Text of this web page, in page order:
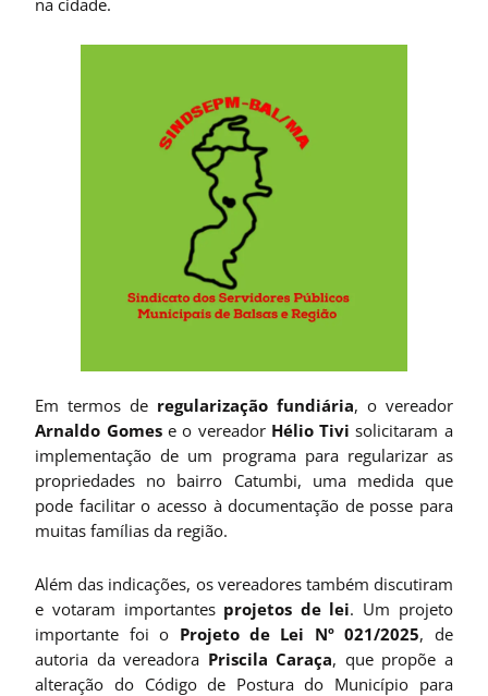
Em termos de regularização fundiária, o vereador
Arnaldo Gomese o vereador Hélio Tivi solicitaram a
implementação de um programa para regularizar as
propriedades no bairro Catumbi, uma medida que
pode facilitar o acesso à documentação de posse para
muitas famílias da região.
Além das indicações, os vereadores também discutiram
e votaram importantes projetos de lei. Um projeto
importante foi o Projeto de Lei Nº 021/2025, de
autoria da vereadora Priscila Caraça, que propõe a
alteração do Código de Postura do Município para